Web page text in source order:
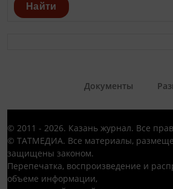
Найти
Документы
© 2011 - 2026. Казань журнал. Все
© ТАТМЕДИА. Все материалы,
защищены законом.
Перепечатка, воспроизведение и
объеме информации,